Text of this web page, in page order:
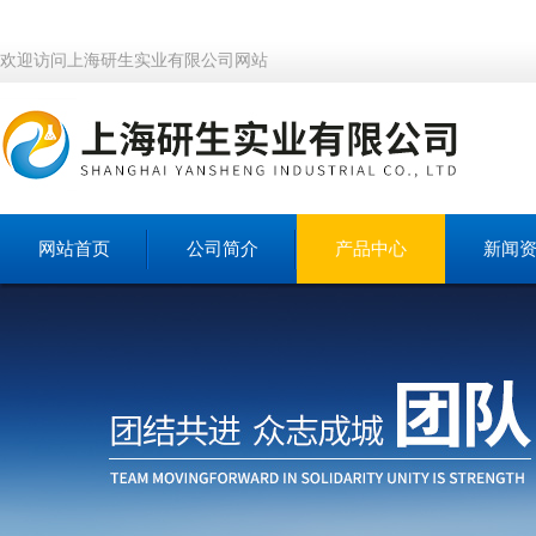
欢迎访问上海研生实业有限公司网站
网站首页 公司简介 产品中心 新闻